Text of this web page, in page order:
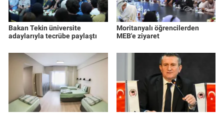
Bakan Tekin üniversite
adaylarıyla tecrübe paylaştı
Moritanyalı öğrencilerden
MEB'e ziyaret